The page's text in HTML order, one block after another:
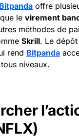
Bitpanda offre
le virement
méthodes de
Skrill. Le
rend Bitpanda
niveaux.